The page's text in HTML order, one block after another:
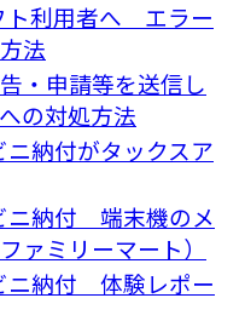
ト利用者へ エラー
法
・申請等を送信し
の対処方法
納付がタックスア
ニ納付 端末機のメ
ァミリーマート）
ニ納付 体験レポー